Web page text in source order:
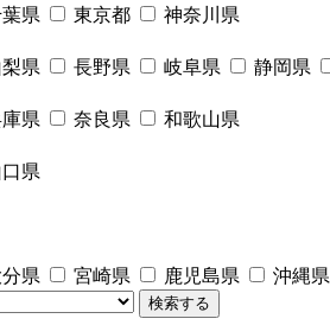
県 東京都
神奈川県
県 長野県 岐阜県 静岡県
県 奈良県
和歌山県
県
県 宮崎県 鹿児島県
沖縄県
検索する